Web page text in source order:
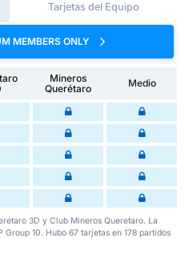
Tarjetas del Equipo
MEMBERS ONLY
Mineros
Querétaro
Medio
3D y Club Mineros Queretaro. La
10. Hubo 67 tarjetas en 178 partidos